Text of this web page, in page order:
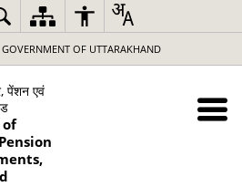
GOVERNMENT OF UTTARAKHAND
पेंशन एवं